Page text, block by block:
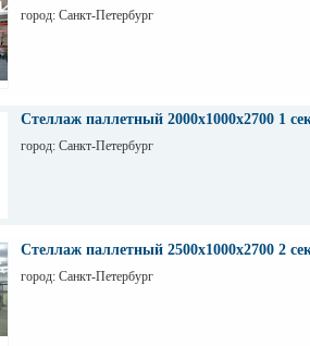
город: Санкт-Петербург
Стеллаж паллетный 2000х1000х2700 1
город: Санкт-Петербург
Стеллаж паллетный 2500х1000х2700 2
город: Санкт-Петербург